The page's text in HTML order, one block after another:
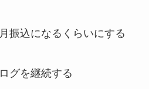
振込になるくらいにする
グを継続する